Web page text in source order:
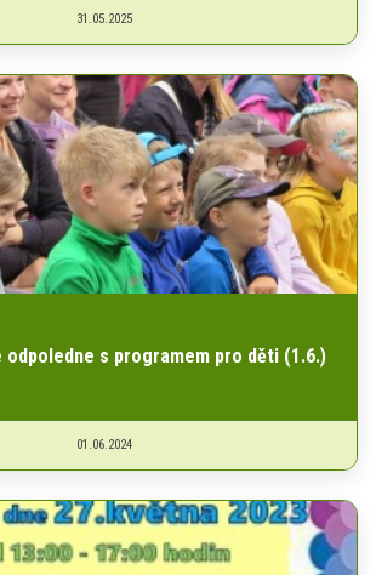
31.05.2025
odpoledne s programem pro děti (1.6.)
01.06.2024